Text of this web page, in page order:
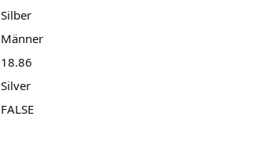
Silber
Männer
18.86
Silver
FALSE